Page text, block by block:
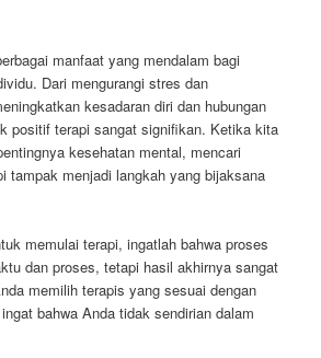
manfaat yang mendalam bagi
Dari mengurangi stres dan
kesadaran diri dan hubungan
positif terapi sangat signifikan. Ketika kita
kesehatan mental, mencari
tampak menjadi langkah yang bijaksana
memulai terapi, ingatlah bahwa proses
dan proses, tetapi hasil akhirnya sangat
memilih terapis yang sesuai dengan
bahwa Anda tidak sendirian dalam